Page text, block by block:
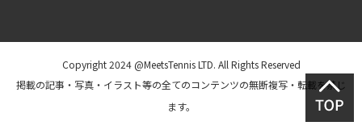
Copyright 2024 @MeetsTennis LTD. All Rights Reserved
掲載の記事・写真・イラスト等の全てのコンテンツの無断複写・転載を禁じ
ます。